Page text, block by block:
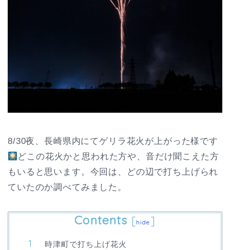
8/30夜、長崎県内にてゲリラ花火が上がった様です
どこの花火かと思われた方や、音だけ聞こえた方
もいると思います。今回は、どの辺で打ち上げられ
ていたのか調べてみました。
Contents [hide ]
時津町で打ち上げ花火